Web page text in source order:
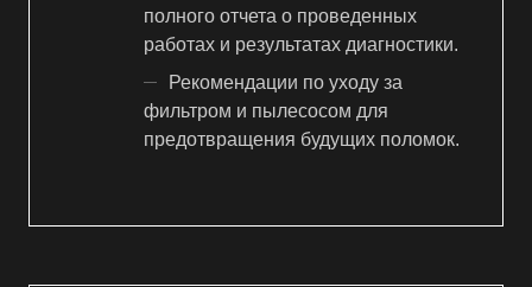
полного отчета о проведенных
работах и результатах диагностики.
Рекомендации по уходу за
фильтром и пылесосом для
предотвращения будущих поломок.